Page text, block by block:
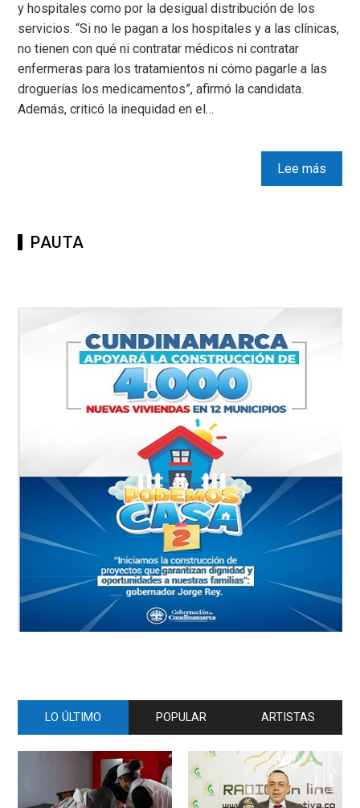
y hospitales como por la desigual distribución de los
servicios. “Si no le pagan a los hospitales y a las clínicas,
no tienen con qué ni contratar médicos ni contratar
enfermeras para los tratamientos ni cómo pagarle a las
droguerías los medicamentos”, afirmó la candidata.
Además, criticó la inequidad en el…
Lee más
PAUTA
LO ÚLTIMO POPULAR ARTISTAS